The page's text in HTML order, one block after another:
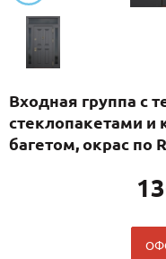
С реечным дизайном(29)
ПО НАЗНАЧЕНИЮ
ПО КОНСТРУКЦИИ
Входная группа с
стеклопакетами
багетом, окрас по